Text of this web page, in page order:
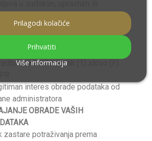
podnošenje i obrana tužbi
osnova obrade podataka
članka 6. stavak (1) slovo (F)
interes obrade podataka od
administratora
OBRADE VAŠIH
zastare potraživanja prema
Više informacija
Prilagodi kolačiće
Prihvatiti